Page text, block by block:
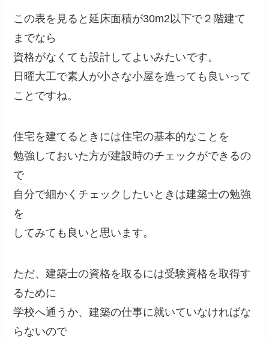
この表を見ると延床面積が30m2以下で２階建て
までなら
資格がなくても設計してよいみたいです。
日曜大工で素人が小さな小屋を造っても良いって
ことですね。
住宅を建てるときには住宅の基本的なことを
勉強しておいた方が建設時のチェックができるの
で
自分で細かくチェックしたいときは建築士の勉強
を
してみても良いと思います。
ただ、建築士の資格を取るには受験資格を取得す
るために
学校へ通うか、建築の仕事に就いていなければな
らないので